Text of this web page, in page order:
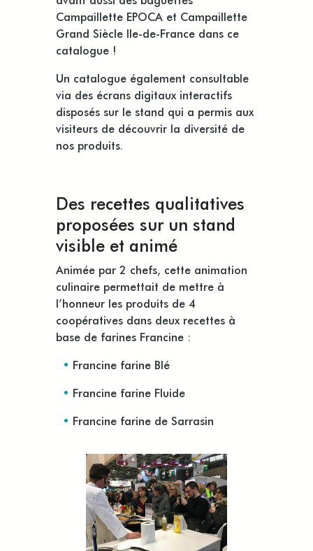
Campaillette EPOCA et Campaillette
Grand Siècle Ile-de-France dans ce
catalogue !
Un catalogue également consultable
via des écrans digitaux interactifs
disposés sur le stand qui a permis aux
visiteurs de découvrir la diversité de
nos produits.
Des recettes qualitatives
proposées sur un stand
visible et animé
Animée par 2 chefs, cette animation
culinaire permettait de mettre à
l’honneur les produits de 4
coopératives dans deux recettes à
base de farines Francine :
• Francine farine Blé
• Francine farine Fluide
• Francine farine de Sarrasin